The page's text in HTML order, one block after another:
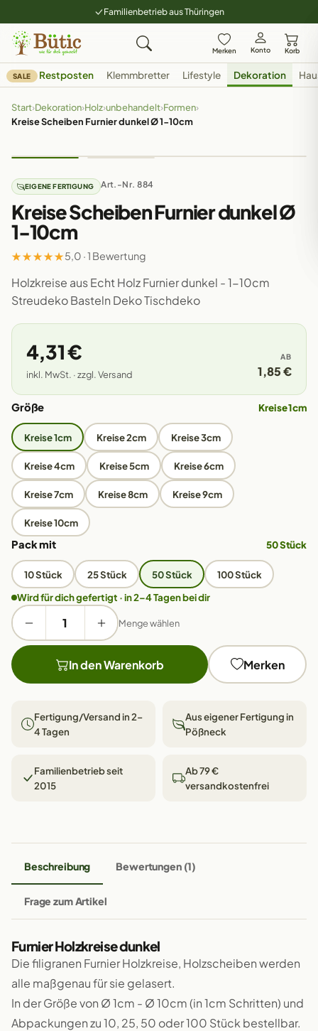
Familienbetrieb aus Thüringen
Merken Konto Korb
SALE Restposten Klemmbretter Lifestyle Dekoration
Start›Dekoration›Holz›unbehandelt›Formen›
Kreise Scheiben Furnier dunkel Ø 1-10cm
EIGENE FERTIGUNG Art.-Nr. 884
Kreise Scheiben Furnier dunkel Ø
1-10cm
★★★★★5,0 · 1 Bewertung
Holzkreise aus Echt Holz Furnier dunkel - 1-10cm
Streudeko Basteln Deko Tischdeko
4,31 €
inkl. MwSt. · zzgl. Versand
AB
1,85 €
Größe Kreise 1cm
Kreise 1cm Kreise 2cm Kreise 3cm
Kreise 4cm Kreise 5cm Kreise 6cm
Kreise 7cm Kreise 8cm Kreise 9cm
Kreise 10cm
Pack mit 50 Stück
10 Stück 25 Stück 50 Stück
100 Stück
Wird für dich gefertigt · in 2–4 Tagen bei dir
Menge wählen
In den Warenkorb Merken
Fertigung/Versand in 2–
4 Tagen
Aus eigener Fertigung in
Pößneck
Familienbetrieb seit
2015
Ab 79 €
versandkostenfrei
Beschreibung Bewertungen (1)
Frage zum Artikel
Furnier Holzkreise dunkel
Die filigranen Furnier Holzkreise, Holzscheiben werden
alle maßgenau für sie gelasert.
In der Größe von Ø 1cm - Ø 10cm (in 1cm Schritten) und
Abpackungen zu 10, 25, 50 oder 100 Stück bestellbar.